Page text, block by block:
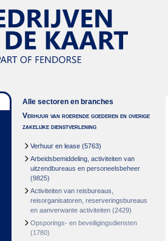
Alle sectoren en branches
Verhuur van roerende goederen en overige
zakelijke dienstverlening
Verhuur en lease (5763)
Arbeidsbemiddeling, activiteiten van
uitzendbureaus en personeelsbeheer
(9825)
Activiteiten van reisbureaus,
reisorganisatoren, reserveringsbureaus
en aanverwante activiteiten (2429)
Opsporings- en beveiligingsdiensten
(1780)